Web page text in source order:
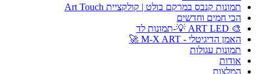
תמונות קנבס במרקם בולט | קולקציית Art Touch
הכי חמים וחדשים
🎨 ART LED 💡-תמונות לד
האמן הדיגיטלי - M-X ART 🚀
תמונות עגולות
אודות
המלצות